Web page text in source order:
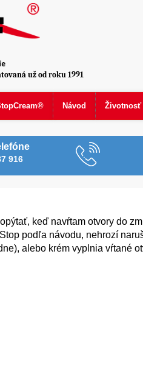
Návod Životnosť
už od roku 1991
916
keď navŕtam otvory do
podľa návodu, nehrozí
alebo krém vyplnia vŕtané